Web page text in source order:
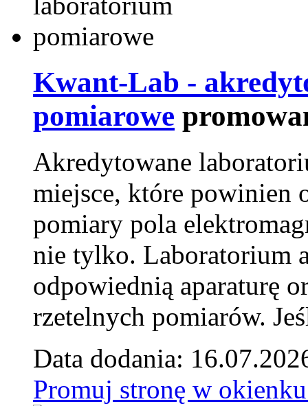
Kwant-Lab -
pomiarowe
Akredytowane
miejsce, które powinien
pomiary pola
nie tylko. Laboratorium
odpowiednią aparaturę
rzetelnych pomiarów.
Data dodania:
Promuj stronę w